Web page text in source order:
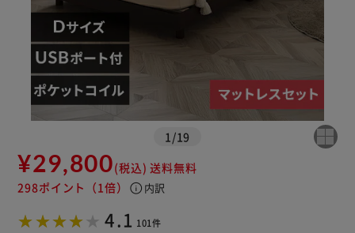
1 /19
¥29,800(税込) 送料無料
298ポイント （1倍） info 内訳
4.1 101件